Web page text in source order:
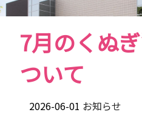
7月のくぬ
ついて
2026-06-01 お知らせ